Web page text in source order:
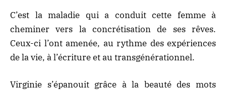
C’est la maladie qui a conduit cette femme à
cheminer vers la concrétisation de ses rêves.
Ceux-ci l’ont amenée, au rythme des expériences
de la vie, à l’écriture et au transgénérationnel.
Virginie s’épanouit grâce à la beauté des mots